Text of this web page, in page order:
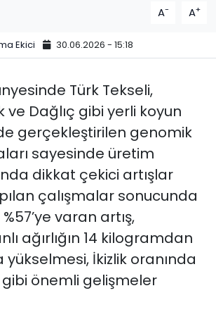
A- A+
Ekici 30.06.2026 - 15:18
Türk Tekseli,
ve Dağlıç gibi yerli koyun
gerçekleştirilen genomik
sayesinde üretim
dikkat çekici artışlar
çalışmalar sonucunda
varan artış,
ağırlığın 14 kilogramdan
İkizlik oranında
gibi önemli gelişmeler